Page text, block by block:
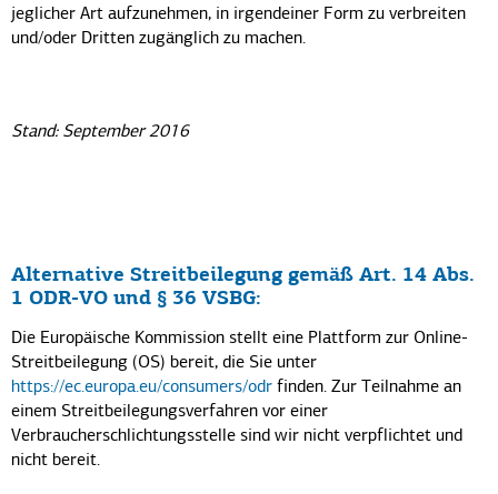
jeglicher Art aufzunehmen, in irgendeiner Form zu verbreiten
und/oder Dritten zugänglich zu machen.
Stand: September 2016
Alternative Streitbeilegung gemäß Art. 14 Abs.
1 ODR-VO und § 36 VSBG:
Die Europäische Kommission stellt eine Plattform zur Online-
Streitbeilegung (OS) bereit, die Sie unter
https://ec.europa.eu/consumers/odr finden. Zur Teilnahme an
einem Streitbeilegungsverfahren vor einer
Verbraucherschlichtungsstelle sind wir nicht verpflichtet und
nicht bereit.